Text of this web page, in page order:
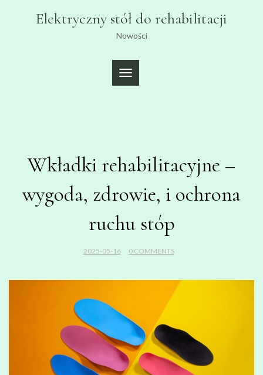
Elektryczny stół do rehabilitacji
Nowości
TOGGLE
NAVIGATION
Wkładki rehabilitacyjne –
wygoda, zdrowie, i ochrona
ruchu stóp
2025-05-16 0 COMMENTS